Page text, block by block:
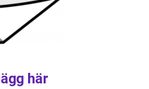
här